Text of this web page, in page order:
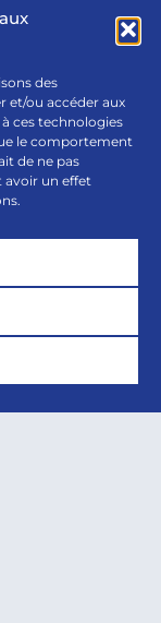
des
et/ou accéder aux
ces technologies
le comportement
de ne pas
avoir un effet